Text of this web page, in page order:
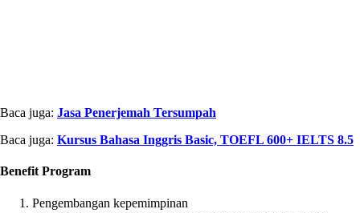
Baca juga: Jasa Penerjemah Tersumpah
Baca juga: Kursus Bahasa Inggris Basic, TOEFL 600+ IELTS 8.5
Benefit Program
Pengembangan kepemimpinan